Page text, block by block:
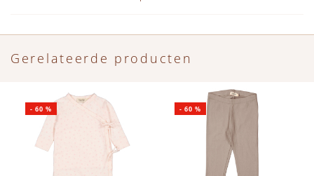
Gerelateerde producten
-60 % -60 %